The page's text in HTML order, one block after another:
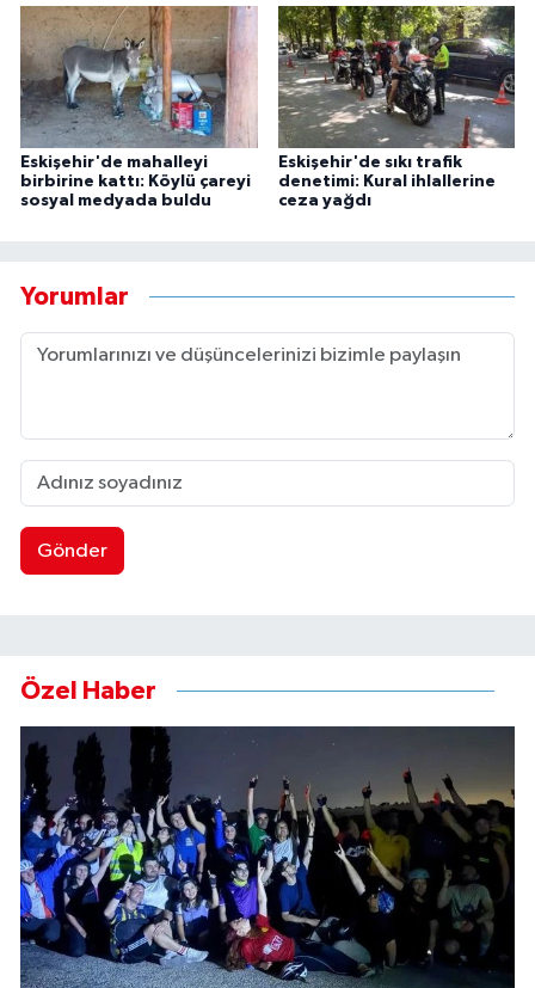
Eskişehir'de mahalleyi
birbirine kattı: Köylü çareyi
sosyal medyada buldu
Eskişehir'de sıkı trafik
denetimi: Kural ihlallerine
ceza yağdı
Yorumlar
Gönder
Özel Haber